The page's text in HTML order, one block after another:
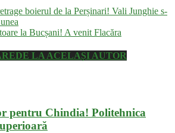
boierul de la Perșinari! Vali Junghie s-
la Bucșani! A venit Flacăra
DE LA ACELAȘI AUTOR
pentru Chindia! Politehnica